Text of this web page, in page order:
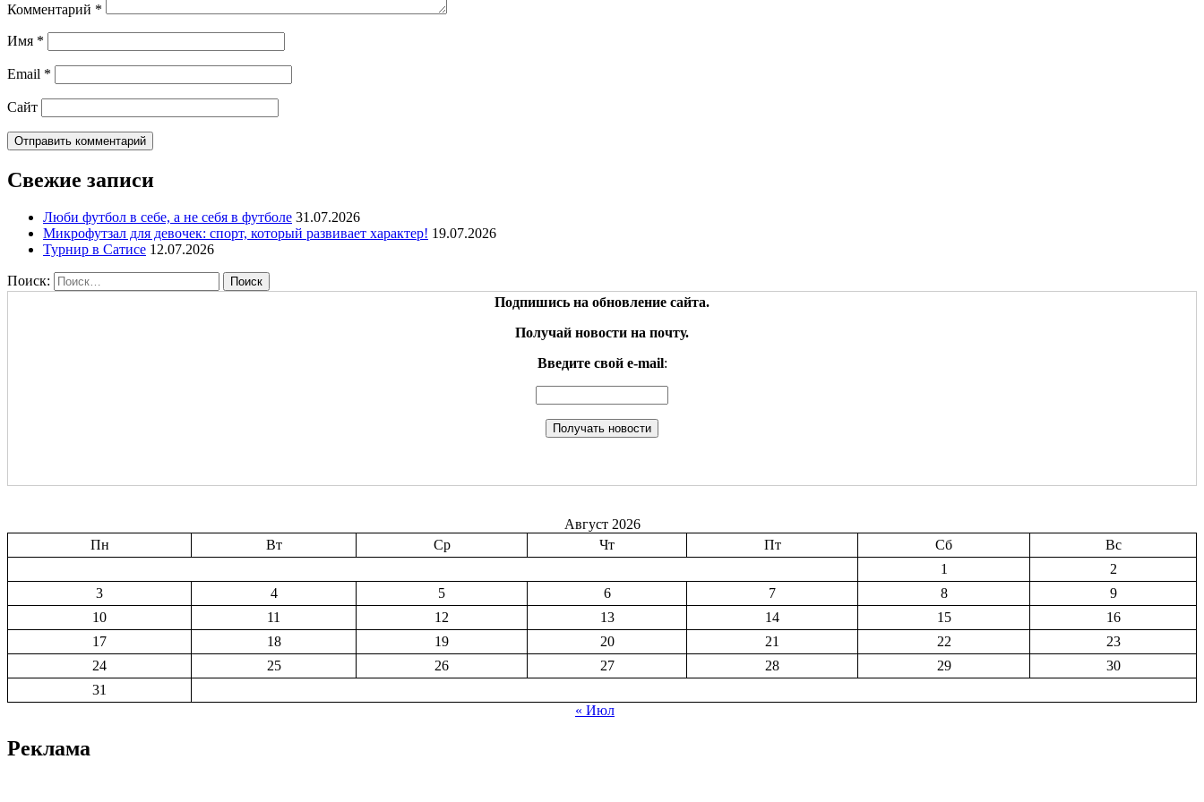
Комментарий *
Имя *
Email *
Сайт
Свежие записи
Люби футбол в себе, а не себя в футболе 31.07.2026
Микрофутзал для девочек: спорт, который развивает характер! 19.07.2026
Турнир в Сатисе 12.07.2026
Поиск:
Подпишись на обновление сайта.
Получай новости на почту.
Введите свой e-mail:
Август 2026
Пн
Вт Ср Чт Пт Сб
Вс
1
2
3
4 5 6 7 8
9
10
11 12 13 14 15
16
17
18 19 20 21 22
23
24
25 26 27 28 29
30
31
« Июл
Реклама